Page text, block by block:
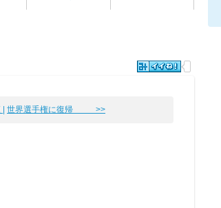
世界選手権に復帰 >>